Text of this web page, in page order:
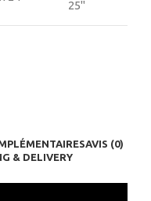
25"
AVIS (0)
& DELIVERY